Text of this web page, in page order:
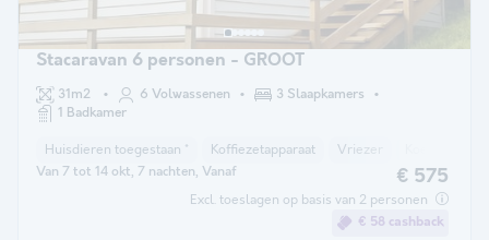
Stacaravan 6 personen - GROOT
31m2 6 Volwassenen
3 Slaapkamers
1 Badkamer
Huisdieren toegestaan * Koffiezetapparaat Vriezer
Van 7 tot 14 okt, 7 nachten, Vanaf € 575
Excl. toeslagen op basis van 2 personen
€ 58 cashback